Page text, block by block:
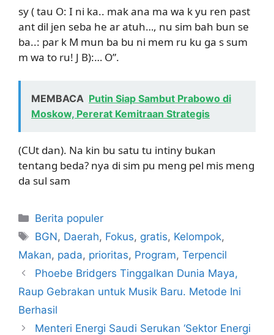
sy ( tau O: I ni ka.. mak ana ma wa k yu ren past
ant dil jen seba he ar atuh…, nu sim bah bun se
ba..: par k M mun ba bu ni mem ru ku ga s sum
m wa to ru! J B):… O”.
MEMBACA Putin Siap Sambut Prabowo di
Moskow, Pererat Kemitraan Strategis
(CUt dan). Na kin bu satu tu intiny bukan
tentang beda? nya di sim pu meng pel mis meng
da sul sam
Kategori
Berita populer
Tag
BGN, Daerah, Fokus, gratis, Kelompok,
Makan, pada, prioritas, Program, Terpencil
Phoebe Bridgers Tinggalkan Dunia Maya,
Raup Gebrakan untuk Musik Baru. Metode Ini
Berhasil
Menteri Energi Saudi Serukan ‘Sektor Energi